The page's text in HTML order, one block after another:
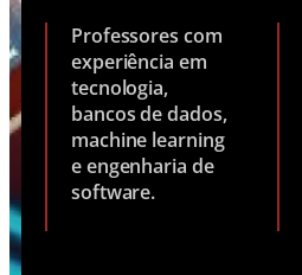
Professores com
experiência em
tecnologia,
bancos de dados,
machine learning
e engenharia de
software.